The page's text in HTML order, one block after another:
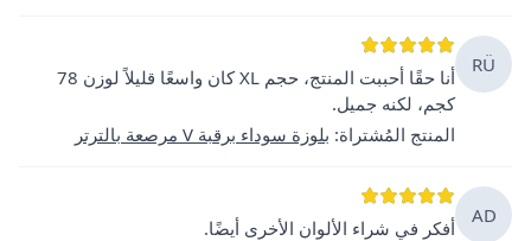
RÜ
أنا حقًا أحببت المنتج، حجم XL كان واسعًا قليلاً لوزن 78
كجم، لكنه جميل.
المنتج المُشتراة: بلوزة سوداء برقبة V مرصعة بالترتر
AD
أفكر في شراء الألوان الأخرى أيضًا.